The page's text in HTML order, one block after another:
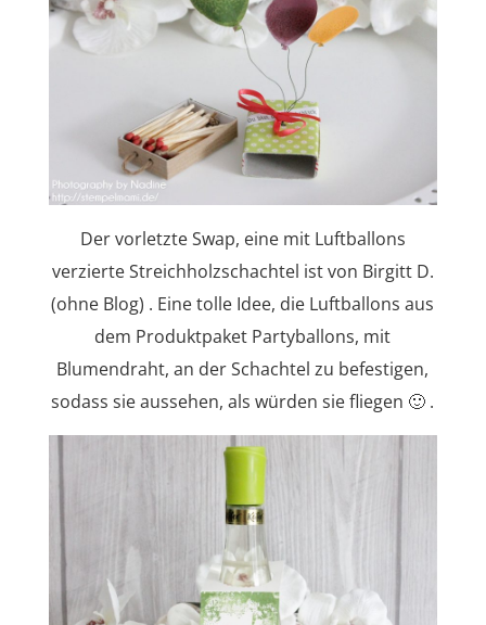
Der vorletzte Swap, eine mit Luftballons
verzierte Streichholzschachtel ist von Birgitt D.
(ohne Blog) . Eine tolle Idee, die Luftballons aus
dem Produktpaket Partyballons, mit
Blumendraht, an der Schachtel zu befestigen,
sodass sie aussehen, als würden sie fliegen 🙂 .